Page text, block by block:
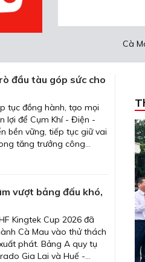
CTV –
đầu tàu góp sức cho
tục đồng hành, tạo mọi
lợi để Cụm Khí - Điện -
bền vững, tiếp tục giữ vai
tăng trưởng công
vượt bảng đấu khó,
Kingtek Cup 2026 đã
Cà Mau vào thử thách
phát. Bảng A quy tụ
Gia Lai và Huế -